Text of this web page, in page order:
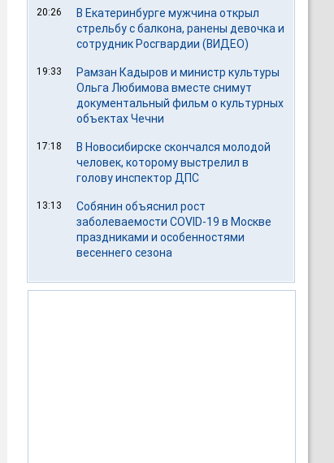
20:26
В Екатеринбурге мужчина открыл
стрельбу с балкона, ранены девочка и
сотрудник Росгвардии (ВИДЕО)
19:33
Рамзан Кадыров и министр культуры
Ольга Любимова вместе снимут
документальный фильм о культурных
объектах Чечни
17:18
В Новосибирске скончался молодой
человек, которому выстрелил в
голову инспектор ДПС
13:13
Собянин объяснил рост
заболеваемости COVID-19 в Москве
праздниками и особенностями
весеннего сезона